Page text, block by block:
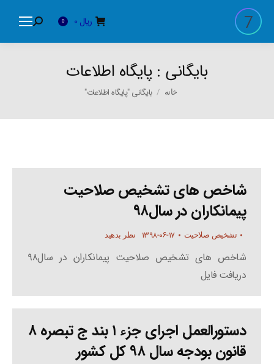
ریال 0
Search:
بایگانی :پایگاه اطلاعات
You are here:
خانه بایگانی "پایگاه اطلاعات"
شاخص های تشخیص صلاحیت
پیمانکاران در سال۹۸
تشخیص صلاحیت ۱۳۹۸-۰۶-۱۷ نظر بدهید
شاخص های تشخیص صلاحیت پیمانکاران در سال۹۸
دریافت فایل
دستورالعمل اجرای جزء ۱ بند ج تبصره ۸
قانون بودجه سال ۹۸ کل کشور